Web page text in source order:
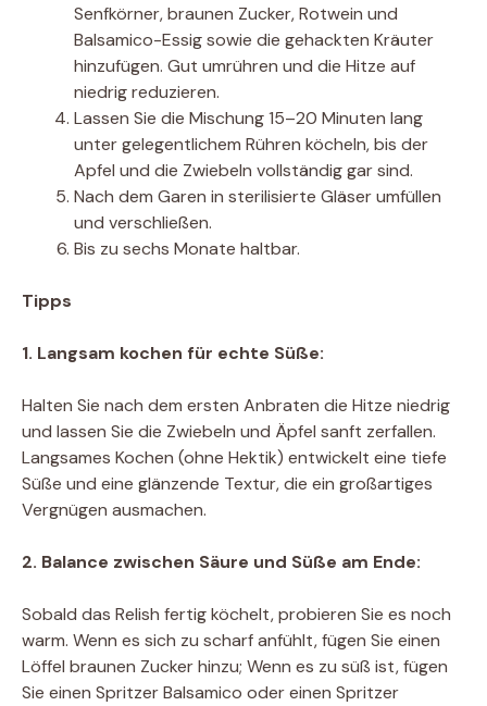
Senfkörner, braunen Zucker, Rotwein und
Balsamico-Essig sowie die gehackten Kräuter
hinzufügen. Gut umrühren und die Hitze auf
niedrig reduzieren.
Lassen Sie die Mischung 15–20 Minuten lang
unter gelegentlichem Rühren köcheln, bis der
Apfel und die Zwiebeln vollständig gar sind.
Nach dem Garen in sterilisierte Gläser umfüllen
und verschließen.
Bis zu sechs Monate haltbar.
Tipps
1. Langsam kochen für echte Süße:
Halten Sie nach dem ersten Anbraten die Hitze niedrig
und lassen Sie die Zwiebeln und Äpfel sanft zerfallen.
Langsames Kochen (ohne Hektik) entwickelt eine tiefe
Süße und eine glänzende Textur, die ein großartiges
Vergnügen ausmachen.
2. Balance zwischen Säure und Süße am Ende:
Sobald das Relish fertig köchelt, probieren Sie es noch
warm. Wenn es sich zu scharf anfühlt, fügen Sie einen
Löffel braunen Zucker hinzu; Wenn es zu süß ist, fügen
Sie einen Spritzer Balsamico oder einen Spritzer